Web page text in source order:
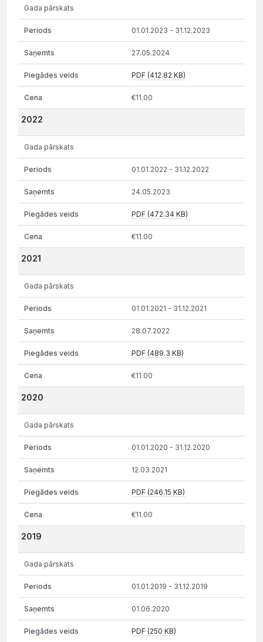
Gada pārskats
01.01.2023 - 31.12.2023
27.05.2024
PDF (412.82 KB)
€11.00
2022
Gada pārskats
01.01.2022 - 31.12.2022
24.05.2023
PDF (472.34 KB)
€11.00
2021
Gada pārskats
01.01.2021 - 31.12.2021
28.07.2022
PDF (489.3 KB)
€11.00
2020
Gada pārskats
01.01.2020 - 31.12.2020
12.03.2021
PDF (246.15 KB)
€11.00
2019
Gada pārskats
01.01.2019 - 31.12.2019
01.06.2020
PDF (250 KB)